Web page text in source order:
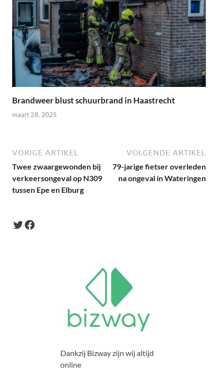
Brandweer blust schuurbrand in Haastrecht
maart 28, 2025
VORIGE ARTIKEL
Twee zwaargewonden bij
verkeersongeval op N309
tussen Epe en Elburg
VOLGENDE ARTIKEL
79-jarige fietser overleden
na ongeval in Wateringen
Dankzij Bizway zijn wij altijd
online